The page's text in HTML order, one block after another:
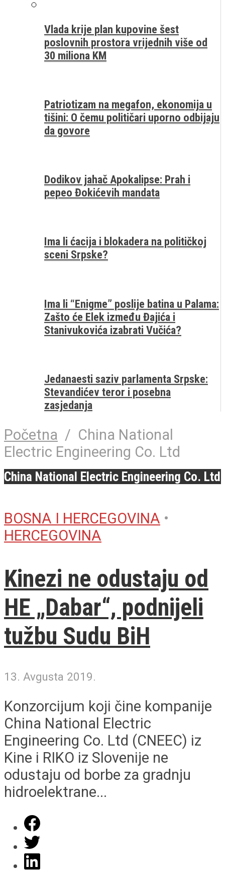
Vlada krije plan kupovine šest
poslovnih prostora vrijednih više od
30 miliona KM
Patriotizam na megafon, ekonomija u
tišini: O čemu političari uporno odbijaju
da govore
Dodikov jahač Apokalipse: Prah i
pepeo Đokićevih mandata
Ima li ćacija i blokadera na političkoj
sceni Srpske?
Ima li “Enigme” poslije batina u Palama:
Zašto će Elek između Đajića i
Stanivukovića izabrati Vučića?
Jedanaesti saziv parlamenta Srpske:
Stevandićev teror i posebna
zasjedanja
Početna / China National
Electric Engineering Co. Ltd
China National Electric Engineering Co. Ltd
BOSNA I HERCEGOVINA •
HERCEGOVINA
Kinezi ne odustaju od
HE „Dabar“, podnijeli
tužbu Sudu BiH
13. Avgusta 2019.
Konzorcijum koji čine kompanije
China National Electric
Engineering Co. Ltd (CNEEC) iz
Kine i RIKO iz Slovenije ne
odustaju od borbe za gradnju
hidroelektrane...